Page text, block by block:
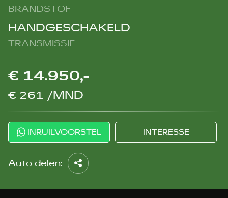
BRANDSTOF
HANDGESCHAKELD
TRANSMISSIE
€ 14.950,-
€ 261 /MND
INRUILVOORSTEL INTERESSE
Auto delen: